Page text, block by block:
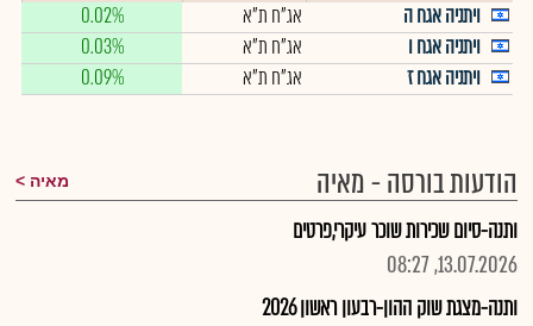
ויתניה אגח ה
אג"ח ת"א
0.02%
ויתניה אגח ו
אג"ח ת"א
0.03%
ויתניה אגח ז
אג"ח ת"א 0.09%
הודעות בורסה - מאיה מאיה
ותנה-סיום שכירות שוכר עיקרי,פרטים
13.07.2026, 08:27
ותנה-מצגת שוק ההון-רבעון ראשון 2026